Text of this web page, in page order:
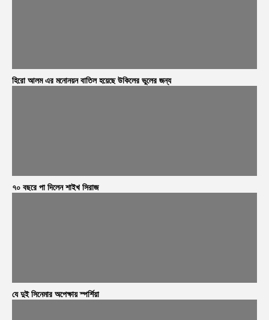
হিরো আলম এর মনোনয়ন বাতিল হয়েছে উকিলের ভুলের জন্য
৭০ বছরে পা দিলেন শাইখ সিরাজ
যে দুই সিনেমার অপেক্ষায় স্পর্শিয়া